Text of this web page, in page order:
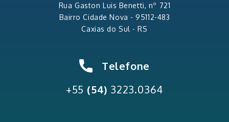
Rua Gaston Luis Benetti, nº 721
Bairro Cidade Nova -95112-483
Caxias do Sul - RS
Telefone
+55 (54) 3223.0364